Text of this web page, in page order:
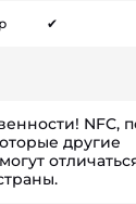
✔
NFC,
другие